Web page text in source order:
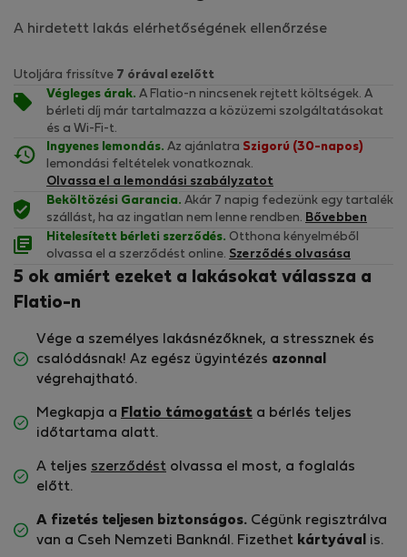
A hirdetett lakás elérhetőségének ellenőrzése
Utoljára frissítve 7 órával ezelőtt
Végleges árak. A Flatio-n nincsenek rejtett költségek. A
bérleti díj már tartalmazza a közüzemi szolgáltatásokat
és a Wi-Fi-t.
Ingyenes lemondás. Az ajánlatra Szigorú (30-napos)
lemondási feltételek vonatkoznak.
Olvassa el a lemondási szabályzatot
Beköltözési Garancia. Akár 7 napig fedezünk egy tartalék
szállást, ha az ingatlan nem lenne rendben. Bővebben
Hitelesített bérleti szerződés. Otthona kényelméből
olvassa el a szerződést online. Szerződés olvasása
5 ok amiért ezeket a lakásokat válassza a
Flatio-n
Vége a személyes lakásnézőknek, a stressznek és
csalódásnak! Az egész ügyintézés azonnal
végrehajtható.
Megkapja a Flatio támogatást a bérlés teljes
időtartama alatt.
A teljes szerződést olvassa el most, a foglalás
előtt.
A fizetés teljesen biztonságos. Cégünk regisztrálva
van a Cseh Nemzeti Banknál. Fizethet kártyával is.